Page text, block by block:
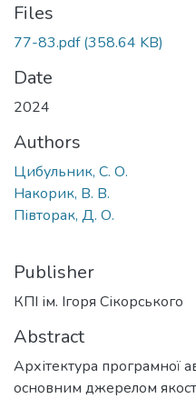
Files
77-83.pdf(358.64 KB)
Date
2024
Authors
Цибульник, С. О.
Накорик, В. В.
Півторак, Д. О.
Publisher
КПІ ім. Ігоря Сікорського
Abstract
Архітектура програмної
основним джерелом